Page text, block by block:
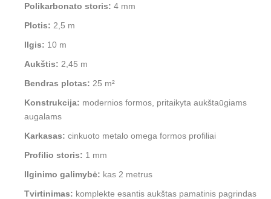
Polikarbonato storis: 4 mm
Plotis: 2,5 m
Ilgis: 10 m
Aukštis: 2,45 m
Bendras plotas: 25 m²
Konstrukcija: modernios formos, pritaikyta aukštaūgiams
augalams
Karkasas: cinkuoto metalo omega formos profiliai
Profilio storis: 1 mm
Ilginimo galimybė: kas 2 metrus
Tvirtinimas: komplekte esantis aukštas pamatinis pagrindas